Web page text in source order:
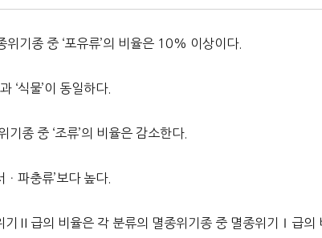
기종 중 ‘포유류’의 비율은 10% 이상이다.
‘식물’이 동일하다.
종 중 ‘조류’의 비율은 감소한다.
파충류’보다 높다.
기Ⅱ급의 비율은 각 분류의 멸종위기종 중 멸종위기Ⅰ급의